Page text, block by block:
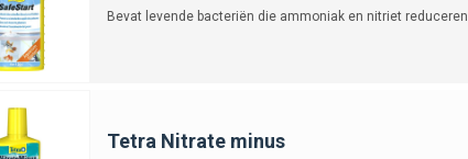
Bevat levende bacteriën die ammoniak en nitriet reduceren
Tetra Nitrate minus